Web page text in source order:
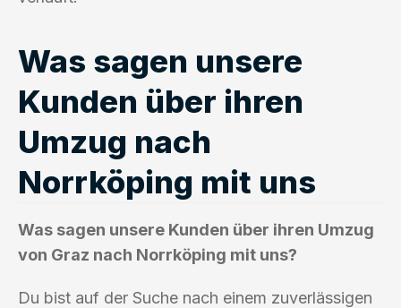
Was sagen unsere
Kunden über ihren
Umzug nach
Norrköping mit uns
Was sagen unsere Kunden über ihren Umzug
von Graz nach Norrköping mit uns?
Du bist auf der Suche nach einem zuverlässigen